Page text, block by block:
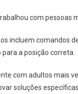
com pessoas
incluem comandos
a posição correta.
com adultos mais
soluções